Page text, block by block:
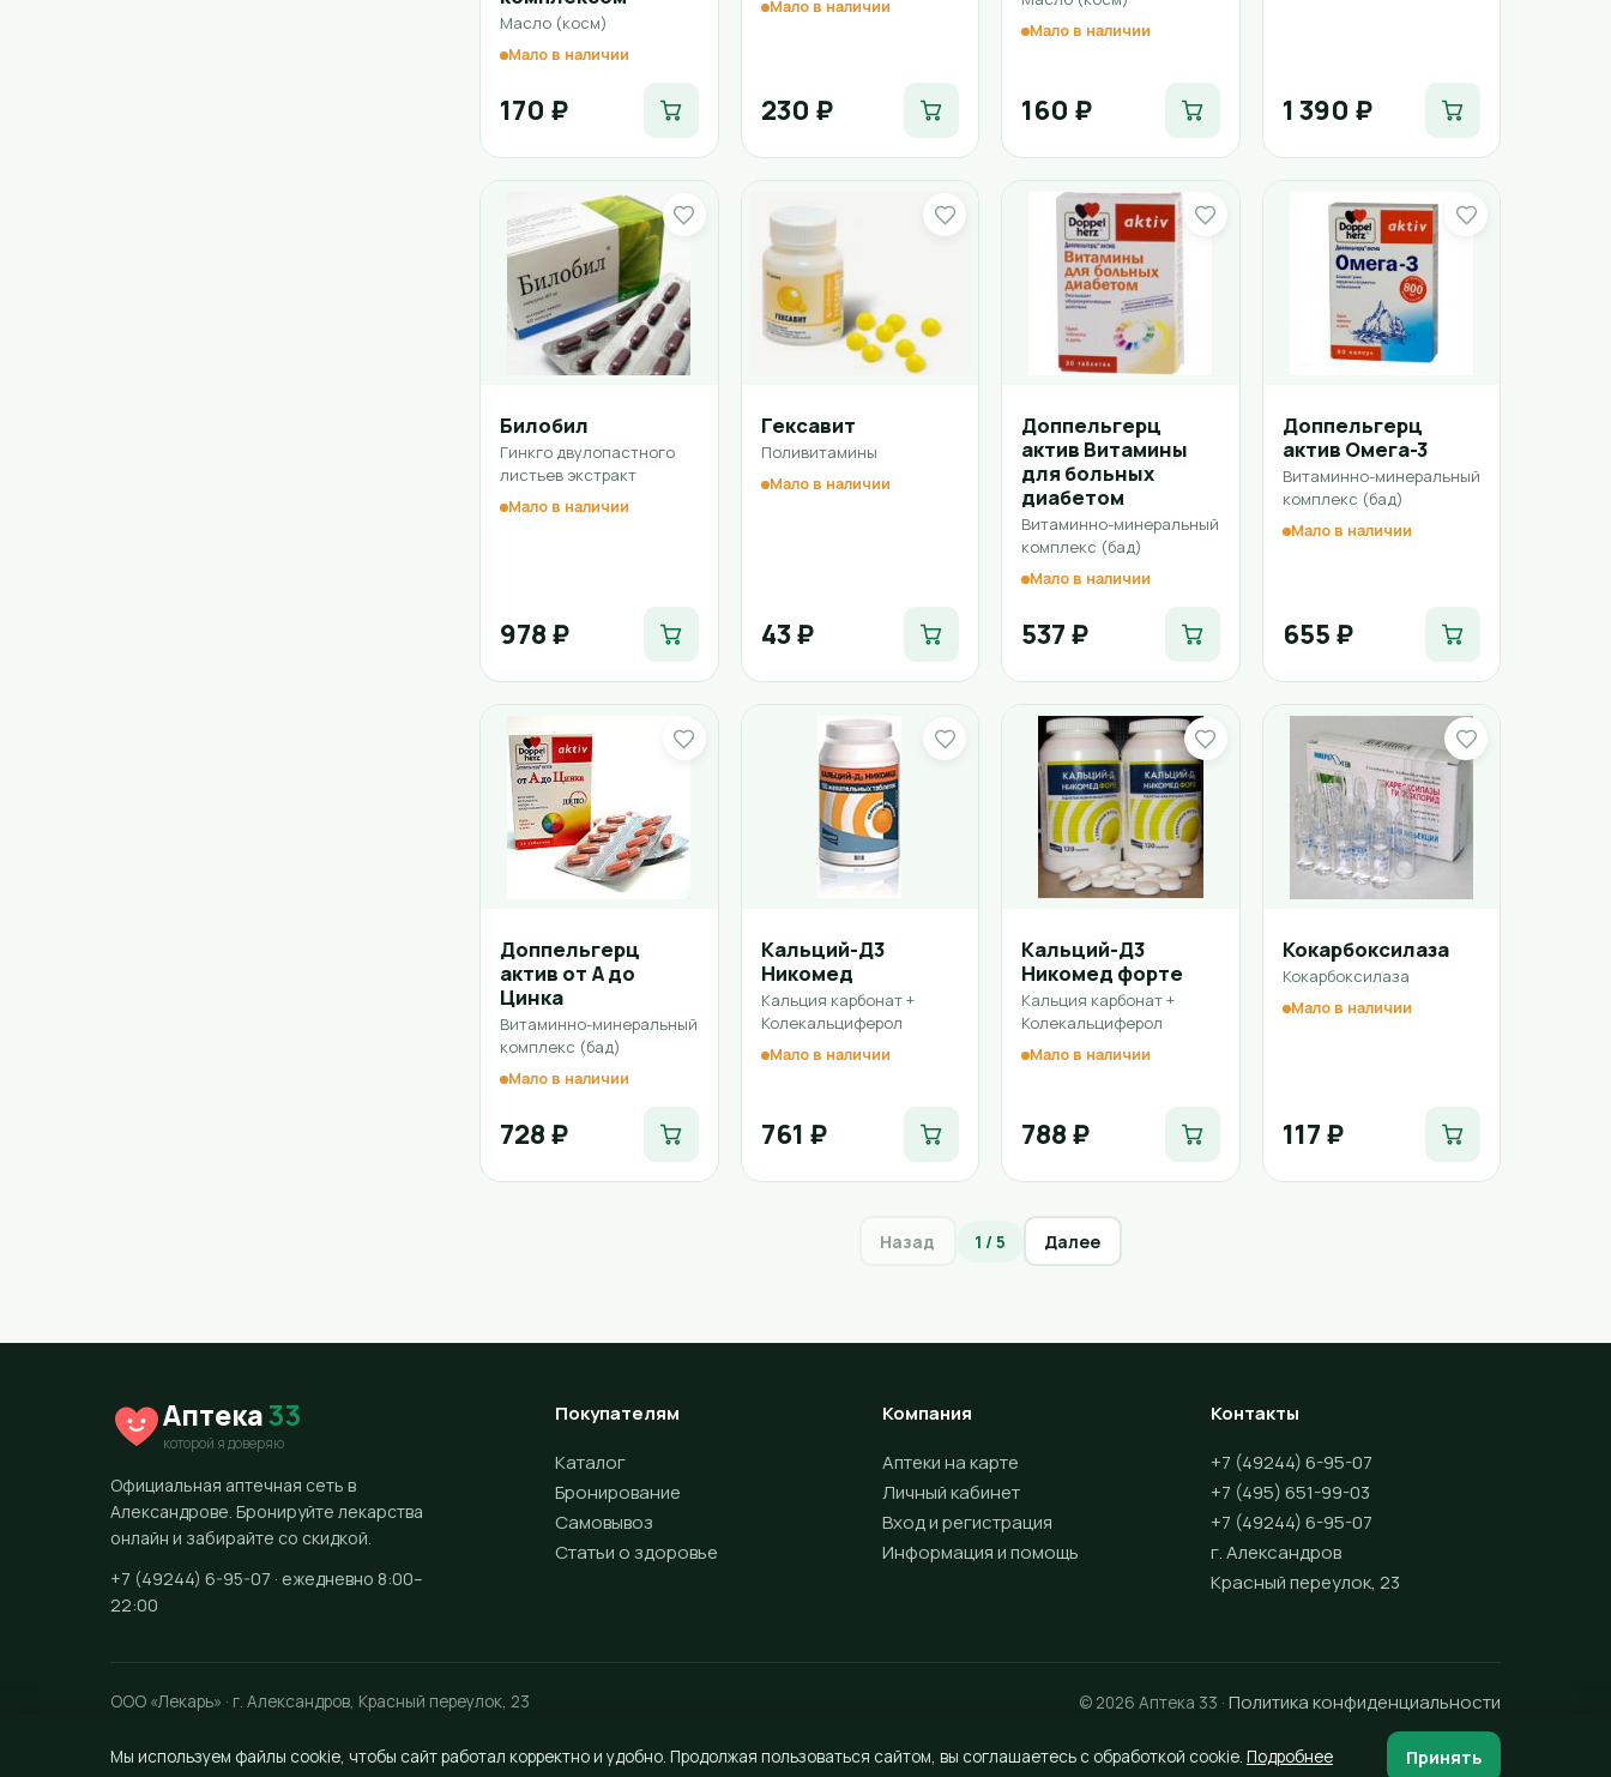
Масло (косм)
Мало в наличии
170 ₽
Мало в наличии
230 ₽
Мало в наличии
160 ₽ 1 390 ₽
Билобил
Гинкго двулопастного
листьев экстракт
Мало в наличии
978 ₽
Гексавит
Поливитамины
Мало в наличии
43 ₽
Доппельгерц
актив Витамины
для больных
диабетом
Витаминно-минеральный
комплекс (бад)
Мало в наличии
537 ₽
Доппельгерц
актив Омега-3
Витаминно-минеральный
комплекс (бад)
Мало в наличии
655 ₽
Доппельгерц
актив от А до
Цинка
Витаминно-минеральный
комплекс (бад)
Мало в наличии
728 ₽
Кальций-Д3
Никомед
Кальция карбонат +
Колекальциферол
Мало в наличии
761 ₽
Кальций-Д3
Никомед форте
Кальция карбонат +
Колекальциферол
Мало в наличии
788 ₽
Кокарбоксилаза
Кокарбоксилаза
Мало в наличии
117 ₽
Назад 1 / 5 Далее
Аптека33
которой я доверяю
Официальная аптечная сеть в
Александрове. Бронируйте лекарства
онлайн и забирайте со скидкой.
+7 (49244) 6-95-07 · ежедневно 8:00–
22:00
Покупателям
Каталог
Бронирование
Самовывоз
Статьи о здоровье
Компания
Аптеки на карте
Личный кабинет
Вход и регистрация
Информация и помощь
Контакты
+7 (49244) 6-95-07
+7 (495) 651-99-03
+7 (49244) 6-95-07
г. Александров
Красный переулок, 23
ООО «Лекарь» · г. Александров, Красный переулок, 23 © 2026 Аптека 33 · Политика конфиденциальности
Мы используем файлы cookie, чтобы сайт работал корректно и удобно. Продолжая пользоваться сайтом, вы соглашаетесь с обработкой cookie. Подробнее Принять